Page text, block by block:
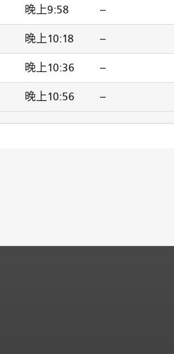
晚上9:58 --
晚上10:18 --
晚上10:36 --
晚上10:56 --